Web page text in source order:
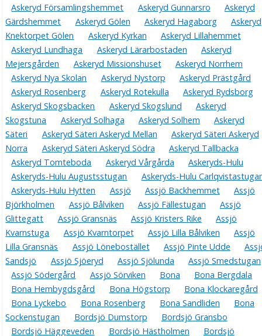
Askeryd Församlingshemmet
Askeryd Gunnarsro
Askeryd
Gärdshemmet
Askeryd Gölen Askeryd Hagaborg
Askeryd
Knektorpet Gölen
Askeryd Kyrkan
Askeryd Lillahemmet
Askeryd Lundhaga
Askeryd Lärarbostaden
Askeryd
Mejersgården
Askeryd Missionshuset
Askeryd Norrhem
Askeryd Nya Skolan
Askeryd Nystorp
Askeryd Prästgård
Askeryd Rosenberg
Askeryd Rotekulla
Askeryd Rydsborg
Askeryd Skogsbacken
Askeryd Skogslund
Askeryd
Skogstuna
Askeryd Solhaga Askeryd Solhem
Askeryd
Säteri
Askeryd Säteri Askeryd Mellan
Askeryd Säteri Askeryd
Norra
Askeryd Säteri Askeryd Södra
Askeryd Tallbacka
Askeryd Tomteboda
Askeryd Vårgårda
Askeryds-Hulu
Askeryds-Hulu Augustsstugan
Askeryds-Hulu
Askeryds-Hulu Hytten
Assjö Assjö Backhemmet
Assjö
Björkholmen
Assjö Bålviken Assjö Fällestugan
Assjö
Glittegatt
Assjö Gransnäs Assjö Kristers Rike
Assjö
Kvarnstuga
Assjö Kvarntorpet Assjö Lilla Bålviken
Assjö
Lilla Gransnäs
Assjö Lönebostället Assjö Pinte Udde
Sandsjö
Assjö Sjöeryd Assjö Sjölunda
Assjö Smedstugan
Assjö Södergård
Assjö Sörviken Bona
Bona Bergdala
Bona Hembygdsgård
Bona Högstorp
Bona Klockaregård
Bona Lyckebo
Bona Rosenberg Bona Sandliden
Bona
Sockenstugan
Bordsjö Dumstorp
Bordsjö Gransbo
Bordsjö Häggeveden
Bordsjö Hästholmen Bordsjö